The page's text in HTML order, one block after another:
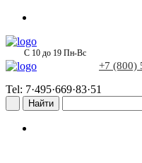
С 10 до 19 Пн-Вс
+7 (800)
Tel: 7·495·669·83·51